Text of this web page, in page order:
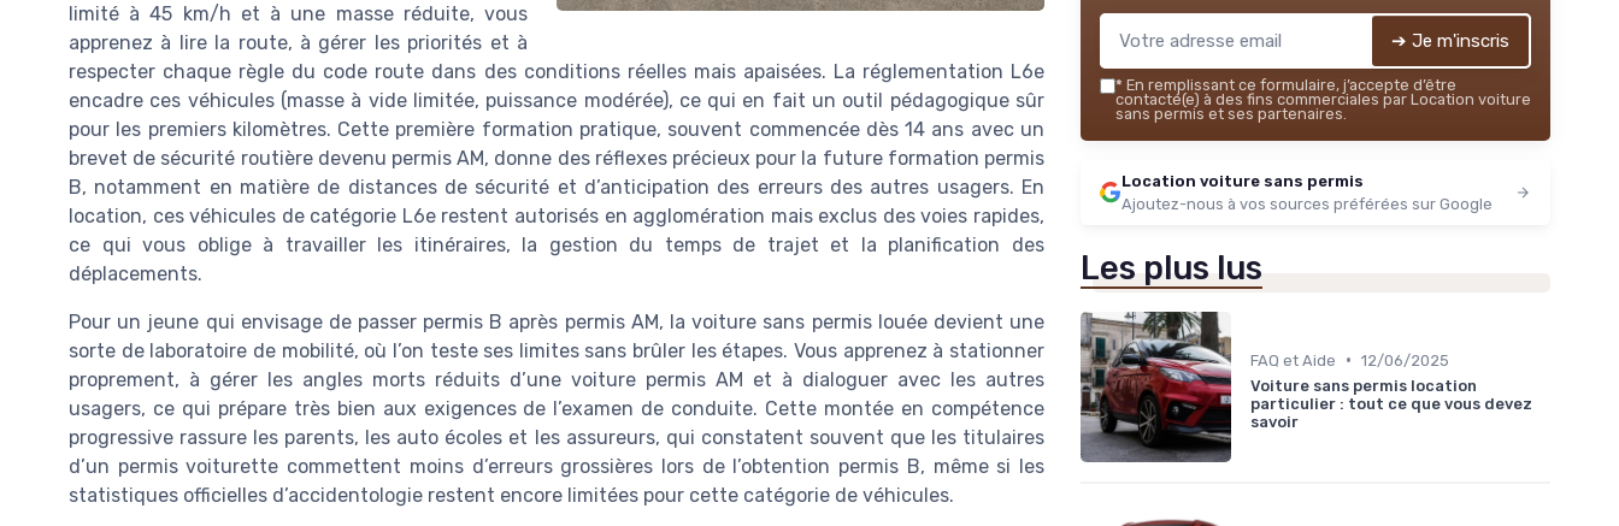
limité à 45 km/h et à une masse réduite, vous
apprenez à lire la route, à gérer les priorités et à
respecter chaque règle du code route dans des conditions réelles mais apaisées. La réglementation L6e
encadre ces véhicules (masse à vide limitée, puissance modérée), ce qui en fait un outil pédagogique sûr
pour les premiers kilomètres. Cette première formation pratique, souvent commencée dès 14 ans avec un
brevet de sécurité routière devenu permis AM, donne des réflexes précieux pour la future formation permis
B, notamment en matière de distances de sécurité et d’anticipation des erreurs des autres usagers. En
location, ces véhicules de catégorie L6e restent autorisés en agglomération mais exclus des voies rapides,
ce qui vous oblige à travailler les itinéraires, la gestion du temps de trajet et la planification des
déplacements.
Pour un jeune qui envisage de passer permis B après permis AM, la voiture sans permis louée devient une
sorte de laboratoire de mobilité, où l’on teste ses limites sans brûler les étapes. Vous apprenez à stationner
proprement, à gérer les angles morts réduits d’une voiture permis AM et à dialoguer avec les autres
usagers, ce qui prépare très bien aux exigences de l’examen de conduite. Cette montée en compétence
progressive rassure les parents, les auto écoles et les assureurs, qui constatent souvent que les titulaires
d’un permis voiturette commettent moins d’erreurs grossières lors de l’obtention permis B, même si les
statistiques officielles d’accidentologie restent encore limitées pour cette catégorie de véhicules.
➔ Je m'inscris
* En remplissant ce formulaire, j’accepte d’être
contacté(e) à des fins commerciales par Location voiture
sans permis et ses partenaires.
Location voiture sans permis
Ajoutez-nous à vos sources préférées sur Google
Les plus lus
FAQ et Aide • 12/06/2025
Voiture sans permis location
particulier : tout ce que vous devez
savoir